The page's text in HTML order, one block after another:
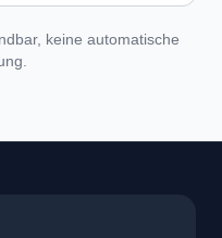
keine automatische